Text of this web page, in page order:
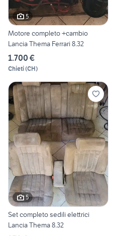
5
Motore completo +cambio
Lancia Thema Ferrari 8.32
1.700 €
Chieti(CH)
5
Set completo sedili elettrici
Lancia Thema 8.32